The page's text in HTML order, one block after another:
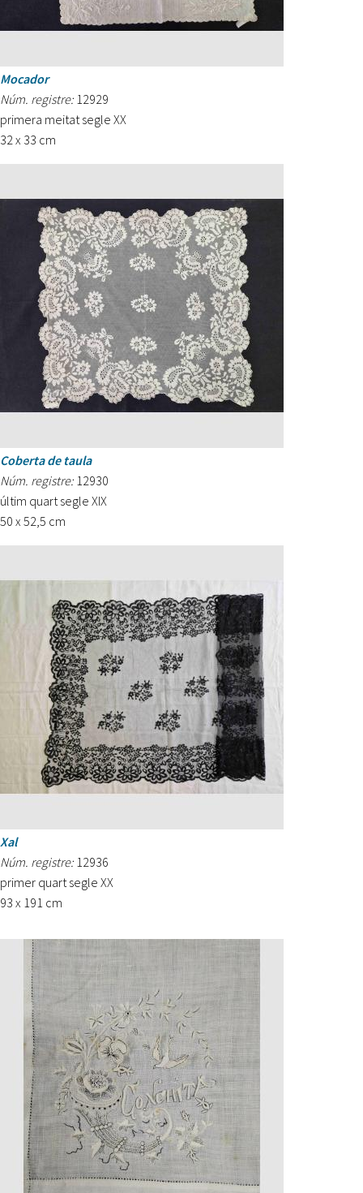
Mocador
Núm. registre: 12929
primera meitat segle XX
32 x 33 cm
Coberta de taula
Núm. registre: 12930
últim quart segle XIX
50 x 52,5 cm
Xal
Núm. registre: 12936
primer quart segle XX
93 x 191 cm